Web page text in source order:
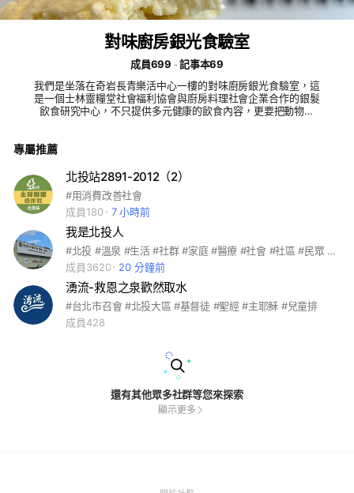
對味廚房銀光食驗室
成員699
記事本69
我們是坐落在奇岩長青樂活中心一樓的對味廚房銀光食驗室，這
是一個士林靈糧堂社會福利協會與廚房料理社會企業合作的銀髮
飲食研究中心，不只提供多元健康的飲食內容，更要把動物福
zza，還可以預訂賽哥維亞烤乳豬、西班牙大鍋飯等特色料理每
許多很棒的食材可以選購，每週四有新鮮到貨的非籠飼雞蛋與動
物福利牛奶，還有可夫萊堅果、邱家兄弟生態水產等各種永續好
食材，歡迎加入我們的社群唷！
專屬推薦
北投站2891-2012（2）
#用消費改善社會
成員180
7 小時前
我是北投人
#北投 #溫泉 #生活 #社群 #家庭 #醫療 #社會 #社區 #民眾 #士林 #美食 #市場 #消費 #投訴 #爆料 #即時
成員3620
20 分鐘前
湧流-救恩之泉歡然取水
#台北市召會 #北投大區 #基督徒 #聖經 #主耶穌 #兒童排
成員428
還有其他眾多社群等您來探索
顯示更多